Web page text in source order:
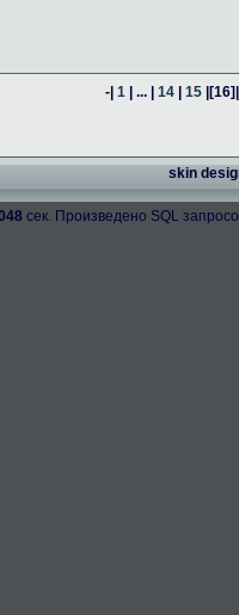
-| 1 | ... | 14 | 15 |[16]
skin
сек. Произведено SQL